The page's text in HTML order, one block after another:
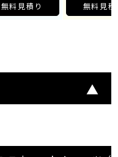
無料見積り 無料見積